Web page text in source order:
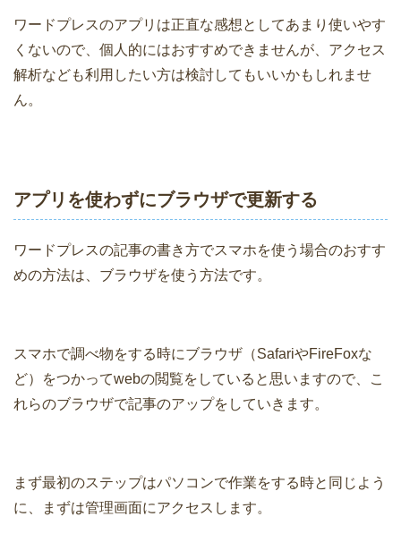
ワードプレスのアプリは正直な感想としてあまり使いやす
くないので、個人的にはおすすめできませんが、アクセス
解析なども利用したい方は検討してもいいかもしれませ
ん。
アプリを使わずにブラウザで更新する
ワードプレスの記事の書き方でスマホを使う場合のおすす
めの方法は、ブラウザを使う方法です。
スマホで調べ物をする時にブラウザ（SafariやFireFoxな
ど）をつかってwebの閲覧をしていると思いますので、こ
れらのブラウザで記事のアップをしていきます。
まず最初のステップはパソコンで作業をする時と同じよう
に、まずは管理画面にアクセスします。